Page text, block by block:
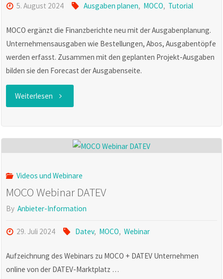
5. August 2024 Ausgaben planen, MOCO, Tutorial
MOCO ergänzt die Finanzberichte neu mit der Ausgabenplanung.
Unternehmensausgaben wie Bestellungen, Abos, Ausgabentöpfe
werden erfasst. Zusammen mit den geplanten Projekt-Ausgaben
bilden sie den Forecast der Ausgabenseite.
Weiterlesen "MOCO
Tutorial
Videos und Webinare
MOCO Webinar DATEV
By Anbieter-Information
29. Juli 2024 Datev, MOCO, Webinar
Aufzeichnung des Webinars zu MOCO + DATEV Unternehmen
online von der DATEV-Marktplatz …